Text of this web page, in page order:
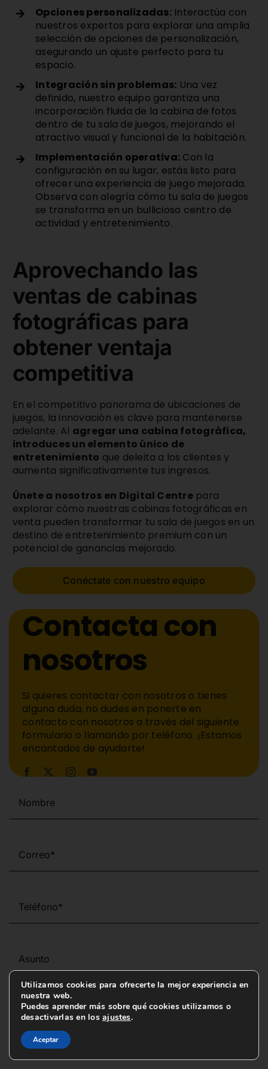
Opciones personalizadas:Interactúa con
nuestros expertos para explorar una amplia
selección de opciones de personalización,
asegurando un ajuste perfecto para tu
espacio.
Integración sin problemas: Una vez
definido, nuestro equipo garantiza una
incorporación fluida de la cabina de fotos
dentro de tu sala de juegos, mejorando el
atractivo visual y funcional de la habitación.
Implementación operativa: Con la
configuración en su lugar, estás listo para
ofrecer una experiencia de juego mejorada.
Observa con alegría cómo tu sala de juegos
se transforma en un bullicioso centro de
actividad y entretenimiento.
Aprovechando las
ventas de cabinas
fotográficas para
obtener ventaja
competitiva
En el competitivo panorama de ubicaciones de
juegos, la innovación es clave para mantenerse
adelante. Al agregar una cabina fotográfica,
introduces un elemento único de
entretenimiento que deleita a los clientes y
aumenta significativamente tus ingresos.
Únete a nosotros en Digital Centrepara
explorar cómo nuestras cabinas fotográficas en
venta pueden transformar tu sala de juegos en un
destino de entretenimiento premium con un
potencial de ganancias mejorado.
Conéctate con nuestro equipo
Contacta con
nosotros
Si quieres contactar con nosotros o tienes
alguna duda, no dudes en ponerte en
contacto con nosotros a través del siguiente
formulario o llamando por teléfono. ¡Estamos
encantados de ayudarte!
Utilizamos cookies para ofrecerte la mejor experiencia en
nuestra web.
Puedes aprender más sobre qué cookies utilizamos o
desactivarlas en losajustes.
Aceptar